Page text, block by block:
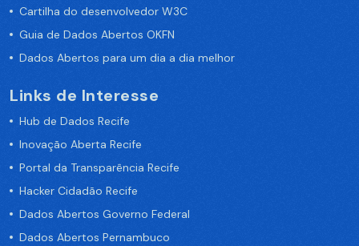
Cartilha do desenvolvedor W3C
Guia de Dados Abertos OKFN
Dados Abertos para um dia a dia melhor
Links de Interesse
Hub de Dados Recife
Inovação Aberta Recife
Portal da Transparência Recife
Hacker Cidadão Recife
Dados Abertos Governo Federal
Dados Abertos Pernambuco